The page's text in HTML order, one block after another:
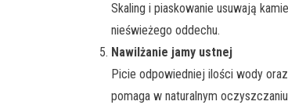
Skaling i piaskowanie usuwają
nieświeżego oddechu.
Nawilżanie jamy ustnej
Picie odpowiedniej ilości wody
pomaga w naturalnym